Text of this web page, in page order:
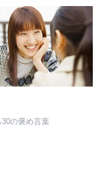
の褒め言葉